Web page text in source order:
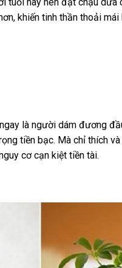
khiến tinh thần thoải mái
là người dám đương
tiền bạc. Mà chỉ thích
cơ cạn kiệt tiền tài.